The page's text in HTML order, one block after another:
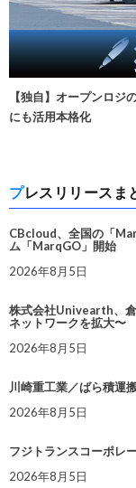
【独自】オープンロ
にも活用本格化
プレスリリース
CBcloud、全国の「
ム「MarqGO」開始
2026年8月5日
株式会社Univearth、
ネットワークを拡大〜
2026年8月5日
川崎重工業／ばら積運
2026年8月5日
フジトランスコーポレ
2026年8月5日